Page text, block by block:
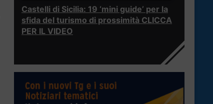
Castelli di Sicilia: 19 ‘mini guide’ per la
sfida del turismo di prossimità CLICCA
PER IL VIDEO